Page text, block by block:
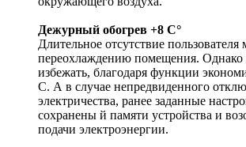
Дежурный обогрев +8 C°
Длительное отсутствие
переохлаждению помещения. Однако
избежать, благодаря функции
C. А в случае непредвиденного
электричества, ранее заданные
сохранены й памяти устройства и
подачи электроэнергии.